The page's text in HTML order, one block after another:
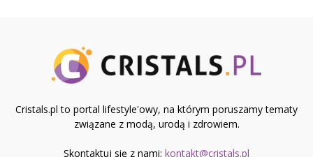
Cristals.pl to portal lifestyle'owy, na którym poruszamy tematy
związane z modą, urodą i zdrowiem.
Skontaktuj się z nami: kontakt@cristals.pl